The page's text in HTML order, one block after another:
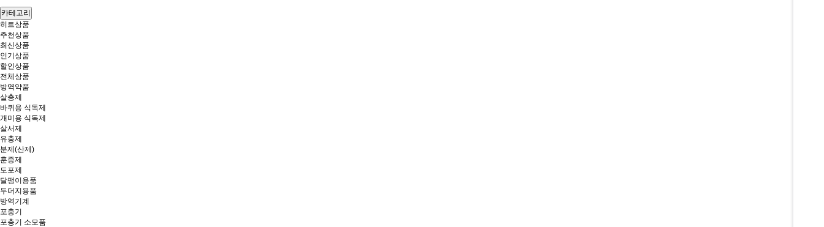
카테고리
히트상품
추천상품
최신상품
인기상품
할인상품
전체상품
방역약품
살충제
바퀴용 식독제
개미용 식독제
살서제
유충제
분제(산제)
훈증제
도포제
달팽이용품
두더지용품
방역기계
포충기
포충기 소모품